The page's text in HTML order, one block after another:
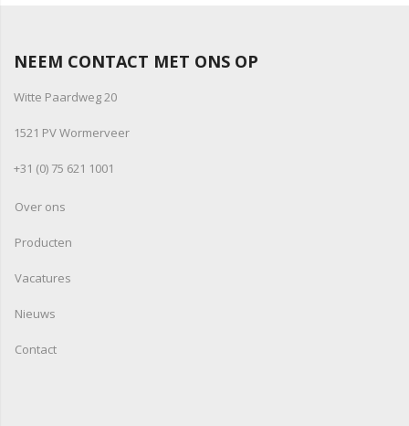
NEEM CONTACT MET ONS OP
Witte Paardweg 20
1521 PV Wormerveer
+31 (0) 75 621 1001
Over ons
Producten
Vacatures
Nieuws
Contact